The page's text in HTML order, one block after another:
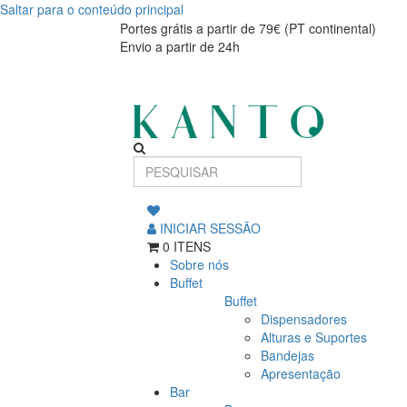
Saltar para o conteúdo principal
Portes grátis a partir de 79€ (PT continental)
Envio a partir de 24h
INICIAR SESSÃO
0 ITENS
Sobre nós
Buffet
Buffet
Dispensadores
Alturas e Suportes
Bandejas
Apresentação
Bar